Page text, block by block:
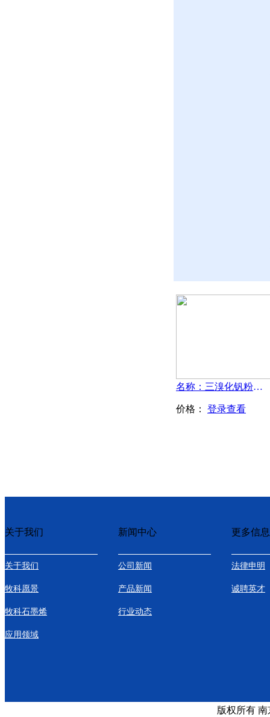
名称：三溴化钒粉末-VBr3
价格： 登录查看
关于我们 新闻中心 更多信息
关于我们
牧科愿景
牧科石墨烯
应用领域
公司新闻
产品新闻
行业动态
法律申明
诚聘英才
版权所有